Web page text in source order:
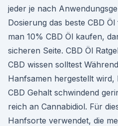
jeder je nach
Dosierung das beste CBD
man 10% CBD Öl kaufen,
sicheren Seite. CBD Öl
CBD wissen solltest
Hanfsamen hergestellt wird,
CBD Gehalt schwindend
reich an Cannabidiol. Für
Hanfsorte verwendet, die